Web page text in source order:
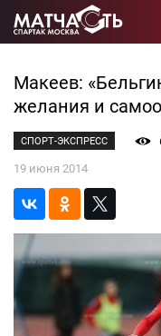
Макеев:
желания и
СПОРТ-ЭКСПРЕСС
19 июня 2014